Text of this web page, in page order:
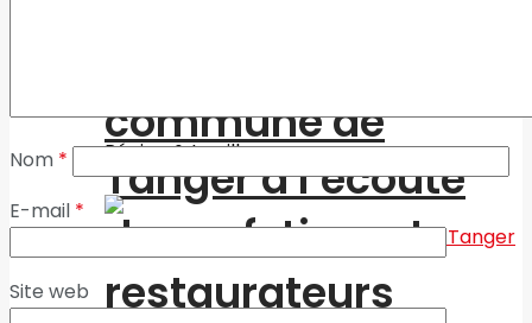
commune de
Tanger à l’écoute
des cafetiers et
restaurateurs
Région & La ville
Nom *
E-mail *
Site web